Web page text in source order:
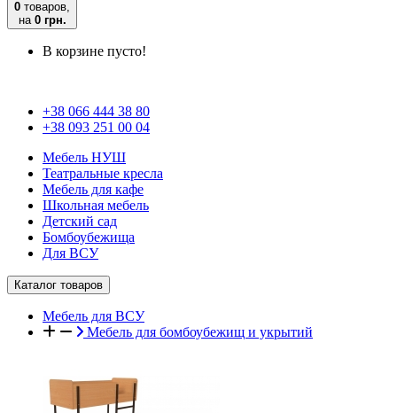
0 товаров,
на 0 грн.
В корзине пусто!
+38 066 444 38 80
+38 093 251 00 04
Мебель НУШ
Театральные кресла
Мебель для кафе
Школьная мебель
Детский сад
Бомбоубежища
Для ВСУ
Каталог товаров
Мебель для ВСУ
Мебель для бомбоубежищ и укрытий